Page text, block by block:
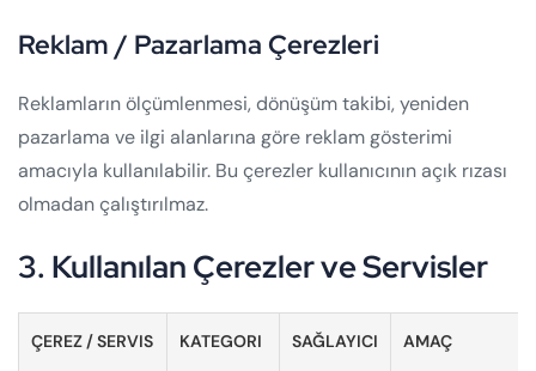
Reklam / Pazarlama Çerezleri
Reklamların ölçümlenmesi, dönüşüm takibi, yeniden
pazarlama ve ilgi alanlarına göre reklam gösterimi
amacıyla kullanılabilir. Bu çerezler kullanıcının açık rızası
olmadan çalıştırılmaz.
3. Kullanılan Çerezler ve Servisler
ÇEREZ / SERVIS KATEGORI SAĞLAYICI AMAÇ